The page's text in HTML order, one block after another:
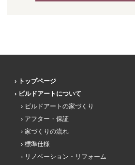
トップページ
ビルドアートについて
ビルドアートの家づくり
アフター・保証
家づくりの流れ
標準仕様
リノベーション・リフォーム